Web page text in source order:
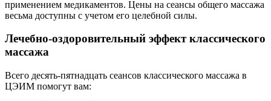
применением медикаментов. Цены на сеансы общего массажа
весьма доступны с учетом его целебной силы.
Лечебно-оздоровительный эффект классического
массажа
Всего десять-пятнадцать сеансов классического массажа в
ЦЭИМ помогут вам: